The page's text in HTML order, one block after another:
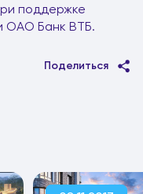
поддержке
ОАО Банк ВТБ.
Поделиться